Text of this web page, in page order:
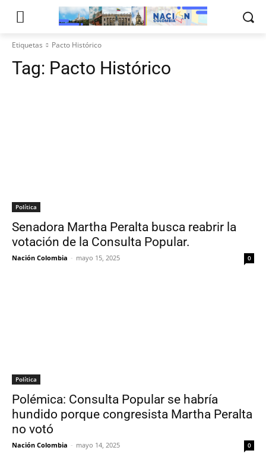
Etiquetas Pacto Histórico
Tag: Pacto Histórico
Política
Senadora Martha Peralta busca reabrir la
votación de la Consulta Popular.
Nación Colombia - mayo 15, 2025 0
Política
Polémica: Consulta Popular se habría
hundido porque congresista Martha Peralta
no votó
Nación Colombia - mayo 14, 2025 0